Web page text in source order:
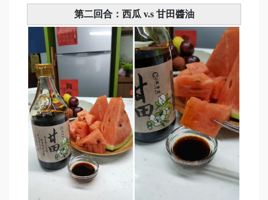
第二回合：西瓜 v.s 甘田醬油